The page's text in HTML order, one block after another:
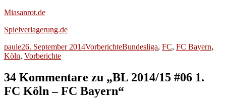
Miasanrot.de
Spielverlagerung.de
Autor
pauleVeröffentlicht
am
26. September 2014Kategorien
VorberichteSchlagwörter
Bundesliga, FC, FC Bayern,
Köln, Vorberichte
34 Kommentare zu „BL 2014/15 #06 1.
FC Köln – FC Bayern“